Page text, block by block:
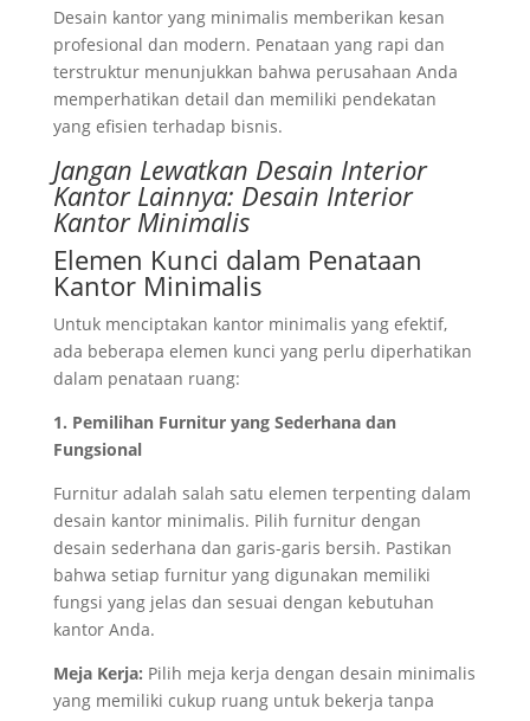
Desain kantor yang minimalis memberikan kesan
profesional dan modern. Penataan yang rapi dan
terstruktur menunjukkan bahwa perusahaan Anda
memperhatikan detail dan memiliki pendekatan
yang efisien terhadap bisnis.
Jangan Lewatkan Desain Interior
Kantor Lainnya: Desain Interior
Kantor Minimalis
Elemen Kunci dalam Penataan
Kantor Minimalis
Untuk menciptakan kantor minimalis yang efektif,
ada beberapa elemen kunci yang perlu diperhatikan
dalam penataan ruang:
1. Pemilihan Furnitur yang Sederhana dan
Fungsional
Furnitur adalah salah satu elemen terpenting dalam
desain kantor minimalis. Pilih furnitur dengan
desain sederhana dan garis-garis bersih. Pastikan
bahwa setiap furnitur yang digunakan memiliki
fungsi yang jelas dan sesuai dengan kebutuhan
kantor Anda.
Meja Kerja: Pilih meja kerja dengan desain minimalis
yang memiliki cukup ruang untuk bekerja tanpa